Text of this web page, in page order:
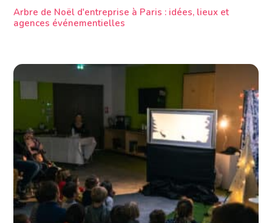
Arbre de Noël d'entreprise à Paris : idées, lieux et
agences événementielles